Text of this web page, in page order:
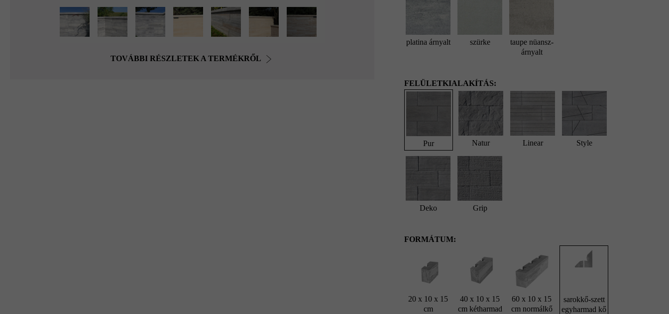
TOVÁBBI RÉSZLETEK A TERMÉKRŐL
platina árnyalt szürke
taupe nüansz-
árnyalt
FELÜLETKIALAKÍTÁS:
Pur Natur Linear Style
Deko Grip
FORMÁTUM:
20 x 10 x 15
cm
40 x 10 x 15
cm kétharmad
60 x 10 x 15
cm normálkő
sarokkő-szett
egyharmad kő